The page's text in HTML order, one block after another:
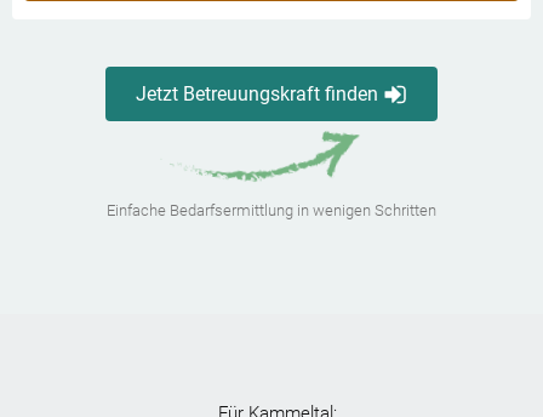
Jetzt Betreuungskraft finden
Einfache Bedarfsermittlung in wenigen Schritten